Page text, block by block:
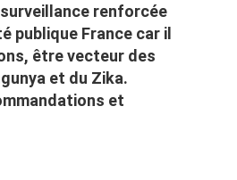
renforcée
publique France car il
être vecteur des
et du Zika.
et